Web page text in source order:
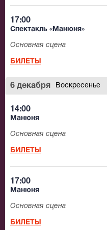
17:00
Спектакль «Манюня»
Основная сцена
БИЛЕТЫ
6 декабря Воскресенье
14:00
Манюня
Основная сцена
БИЛЕТЫ
17:00
Манюня
Основная сцена
БИЛЕТЫ